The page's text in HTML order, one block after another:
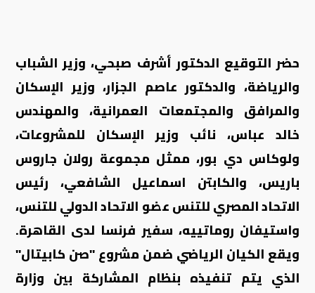
حضر التوقيع الدكتور أشرف صبحي، وزير الشباب
والرياضة، والدكتور عاصم الجزار، وزير الإسكان
والمرافق والمجتمعات العمرانية، والمهندس
خالد عباس، نائب وزير الإسكان للمشروعات،
ولوكاس دي بور، ممثل مجموعة رولان جاروس
باريس، والكابتن اسماعيل الشافعي، رئيس
الاتحاد المصري للتنس عضو الاتحاد الدولي للتنس،
واستيفان روماتييه، سفير فرنسا لدى القاهرة.
ويقع الكيان الرياضي ضمن مشروع "صن كابيتال"
الذي يتم تنفيذه بنظام المشاركة بين وزارة